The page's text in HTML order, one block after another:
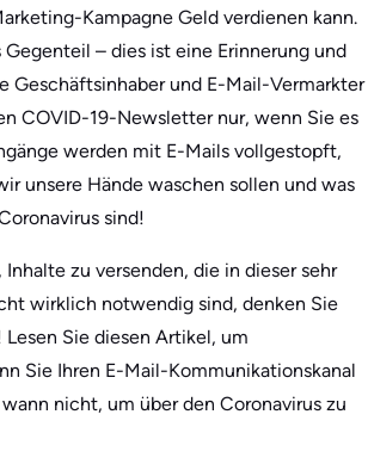
Kampagne Geld verdienen kann.
– dies ist eine Erinnerung und
Geschäftsinhaber und E-Mail-Vermarkter
COVID-19-Newsletter nur, wenn Sie es
werden mit E-Mails vollgestopft,
unsere Hände waschen sollen und was
sind!
Inhalte zu versenden, die in dieser sehr
wirklich notwendig sind, denken Sie
Sie diesen Artikel, um
Sie Ihren E-Mail-Kommunikationskanal
nicht, um über den Coronavirus zu